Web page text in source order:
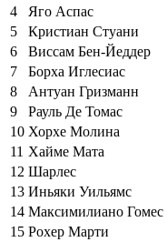
4
Яго Аспас
5
Кристиан Стуани
6
Виссам Бен-Йеддер
7
Борха Иглесиас
8
Антуан Гризманн
9
Рауль Де Томас
10 Хорхе Молина
11 Хайме Мата
12 Шарлес
13 Иньяки Уильямс
14 Максимилиано Гомес
15 Рохер Марти